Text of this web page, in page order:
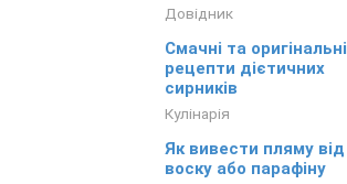
Довідник
Смачні та оригінальні
рецепти дієтичних
сирників
Кулінарія
Як вивести пляму від
воску або парафіну